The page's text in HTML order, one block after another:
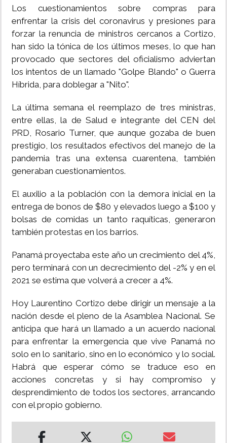
Los cuestionamientos sobre compras para
enfrentar la crisis del coronavirus y presiones para
forzar la renuncia de ministros cercanos a Cortizo,
han sido la tónica de los últimos meses, lo que han
provocado que sectores del oficialismo adviertan
los intentos de un llamado "Golpe Blando" o Guerra
Híbrida, para doblegar a "Nito".
La última semana el reemplazo de tres ministras,
entre ellas, la de Salud e integrante del CEN del
PRD, Rosario Turner, que aunque gozaba de buen
prestigio, los resultados efectivos del manejo de la
pandemia tras una extensa cuarentena, también
generaban cuestionamientos.
El auxilio a la población con la demora inicial en la
entrega de bonos de $80 y elevados luego a $100 y
bolsas de comidas un tanto raquíticas, generaron
también protestas en los barrios.
Panamá proyectaba este año un crecimiento del 4%,
pero terminará con un decrecimiento del -2% y en el
2021 se estima que volverá a crecer a 4%.
Hoy Laurentino Cortizo debe dirigir un mensaje a la
nación desde el pleno de la Asamblea Nacional. Se
anticipa que hará un llamado a un acuerdo nacional
para enfrentar la emergencia que vive Panamá no
solo en lo sanitario, sino en lo económico y lo social.
Habrá que esperar cómo se traduce eso en
acciones concretas y si hay compromiso y
desprendimiento de todos los sectores, arrancando
con el propio gobierno.